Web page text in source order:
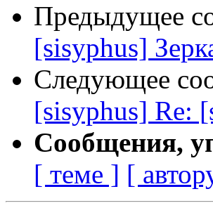
Предыдущее
[sisyphus]
Следующее
[sisyphus] Re:
Сообщения,
[ теме ] [